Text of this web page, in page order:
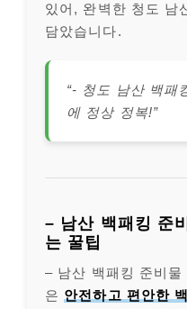
있어, 완벽한 청도 남
담았습니다.
“- 청도 남산 백패
에 정상 정복!”
– 남산 백패킹 준
는 꿀팁
– 남산 백패킹 준비
은 안전하고 편안한